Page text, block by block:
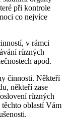
při kontrole
co nejvíce
v rámci
různých
apod.
činnosti. Někteří
někteří zase
různých
oblastí Vám